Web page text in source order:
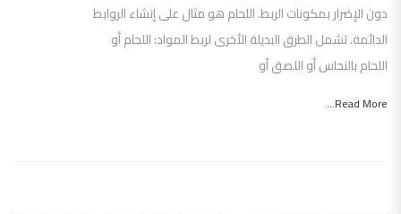
دون الإضرار بمكونات الربط. اللحام هو مثال على إنشاء الروابط
الدائمة. تشمل الطرق البديلة الأخرى لربط المواد: اللحام أو
اللحام بالنحاس أو اللصق أو
Read More...